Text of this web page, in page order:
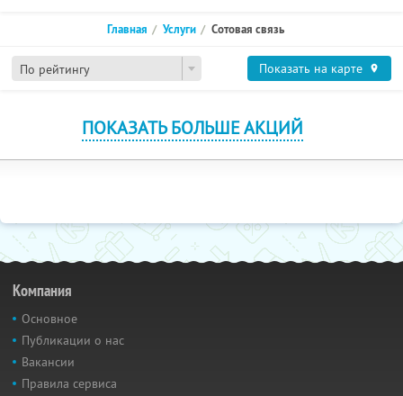
По рейтингу
Главная Услуги Сотовая связь
Показать на карте
ПОКАЗАТЬ БОЛЬШЕ АКЦИЙ
Компания
Основное
Публикации о нас
Вакансии
Правила сервиса